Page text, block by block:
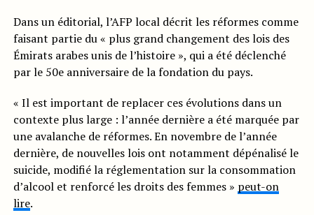
Dans un éditorial, l’AFP local décrit les réformes comme
faisant partie du « plus grand changement des lois des
Émirats arabes unis de l’histoire », qui a été déclenché
par le 50e anniversaire de la fondation du pays.
« Il est important de replacer ces évolutions dans un
contexte plus large : l’année dernière a été marquée par
une avalanche de réformes. En novembre de l’année
dernière, de nouvelles lois ont notamment dépénalisé le
suicide, modifié la réglementation sur la consommation
d’alcool et renforcé les droits des femmes » peut-on
lire.